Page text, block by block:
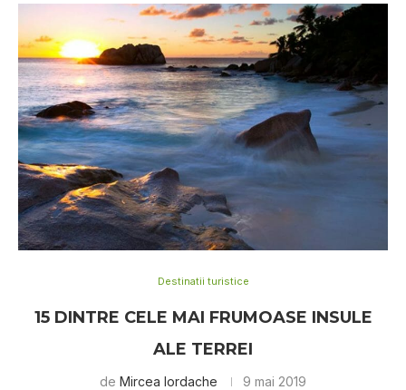
Destinatii turistice
15 DINTRE CELE MAI FRUMOASE INSULE
ALE TERREI
de Mircea Iordache 9 mai 2019